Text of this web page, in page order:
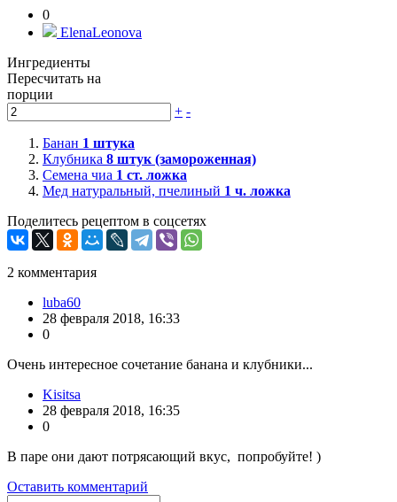
0
ElenaLeonova
Ингредиенты
Пересчитать на
порции
+ -
Банан 1 штука
Клубника 8 штук (замороженная)
Семена чиа 1 ст. ложка
Мед натуральный, пчелиный 1 ч. ложка
Поделитесь рецептом в соцсетях
2 комментария
luba60
28 февраля 2018, 16:33
0
Очень интересное сочетание банана и клубники...
Kisitsa
28 февраля 2018, 16:35
0
В паре они дают потрясающий вкус, попробуйте! )
Оставить комментарий